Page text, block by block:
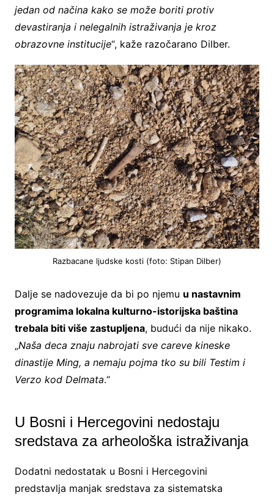
jedan od načina kako se može boriti protiv
devastiranja i nelegalnih istraživanja je kroz
obrazovne institucije“, kaže razočarano Dilber.
Razbacane ljudske kosti (foto: Stipan Dilber)
Dalje se nadovezuje da bi po njemu u nastavnim
programima lokalna kulturno-istorijska baština
trebala biti više zastupljena, budući da nije nikako.
„Naša deca znaju nabrojati sve careve kineske
dinastije Ming, a nemaju pojma tko su bili Testim i
Verzo kod Delmata.“
U Bosni i Hercegovini nedostaju
sredstava za arheološka istraživanja
Dodatni nedostatak u Bosni i Hercegovini
predstavlja manjak sredstava za sistematska